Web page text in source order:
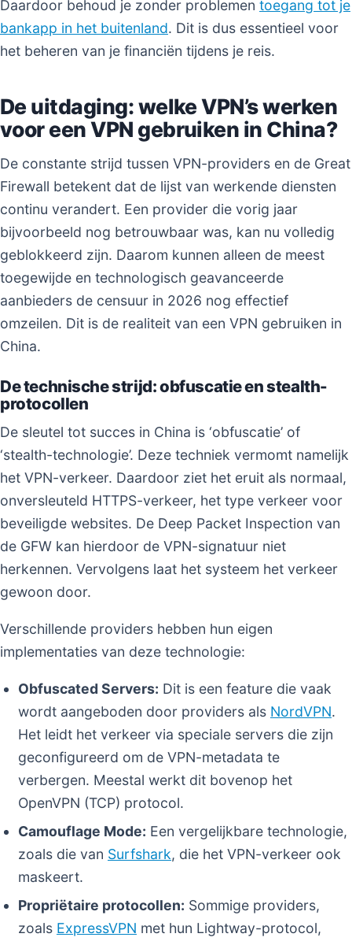
Daardoor behoud je zonder problemen toegang tot je
bankapp in het buitenland. Dit is dus essentieel voor
het beheren van je financiën tijdens je reis.
De uitdaging: welke VPN’s werken
voor een VPN gebruiken in China?
De constante strijd tussen VPN-providers en de Great
Firewall betekent dat de lijst van werkende diensten
continu verandert. Een provider die vorig jaar
bijvoorbeeld nog betrouwbaar was, kan nu volledig
geblokkeerd zijn. Daarom kunnen alleen de meest
toegewijde en technologisch geavanceerde
aanbieders de censuur in 2026 nog effectief
omzeilen. Dit is de realiteit van een VPN gebruiken in
China.
De technische strijd: obfuscatie en stealth-
protocollen
De sleutel tot succes in China is ‘obfuscatie’ of
‘stealth-technologie’. Deze techniek vermomt namelijk
het VPN-verkeer. Daardoor ziet het eruit als normaal,
onversleuteld HTTPS-verkeer, het type verkeer voor
beveiligde websites. De Deep Packet Inspection van
de GFW kan hierdoor de VPN-signatuur niet
herkennen. Vervolgens laat het systeem het verkeer
gewoon door.
Verschillende providers hebben hun eigen
implementaties van deze technologie:
Obfuscated Servers: Dit is een feature die vaak
wordt aangeboden door providers als NordVPN.
Het leidt het verkeer via speciale servers die zijn
geconfigureerd om de VPN-metadata te
verbergen. Meestal werkt dit bovenop het
OpenVPN (TCP) protocol.
Camouflage Mode: Een vergelijkbare technologie,
zoals die van Surfshark, die het VPN-verkeer ook
maskeert.
Propriëtaire protocollen: Sommige providers,
zoals ExpressVPN met hun Lightway-protocol,